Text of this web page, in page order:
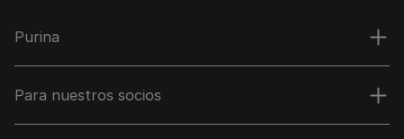
Purina
Para nuestros socios